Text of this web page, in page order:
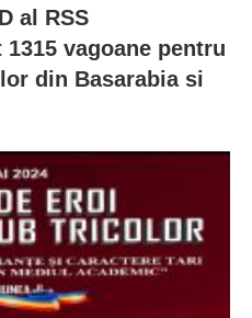
al RSS
vagoane pentru
din Basarabia si